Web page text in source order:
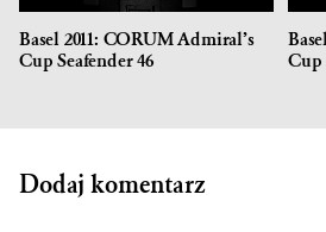
Basel 2011: CORUM Admiral’s
Cup Seafender 46
Cup
Dodaj komentarz